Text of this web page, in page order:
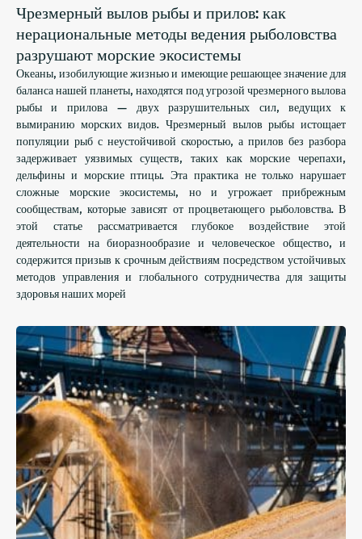
Чрезмерный вылов рыбы и прилов: как
нерациональные методы ведения рыболовства
разрушают морские экосистемы
Океаны, изобилующие жизнью и имеющие решающее значение для
баланса нашей планеты, находятся под угрозой чрезмерного вылова
рыбы и прилова — двух разрушительных сил, ведущих к
вымиранию морских видов. Чрезмерный вылов рыбы истощает
популяции рыб с неустойчивой скоростью, а прилов без разбора
задерживает уязвимых существ, таких как морские черепахи,
дельфины и морские птицы. Эта практика не только нарушает
сложные морские экосистемы, но и угрожает прибрежным
сообществам, которые зависят от процветающего рыболовства. В
этой статье рассматривается глубокое воздействие этой
деятельности на биоразнообразие и человеческое общество, и
содержится призыв к срочным действиям посредством устойчивых
методов управления и глобального сотрудничества для защиты
здоровья наших морей